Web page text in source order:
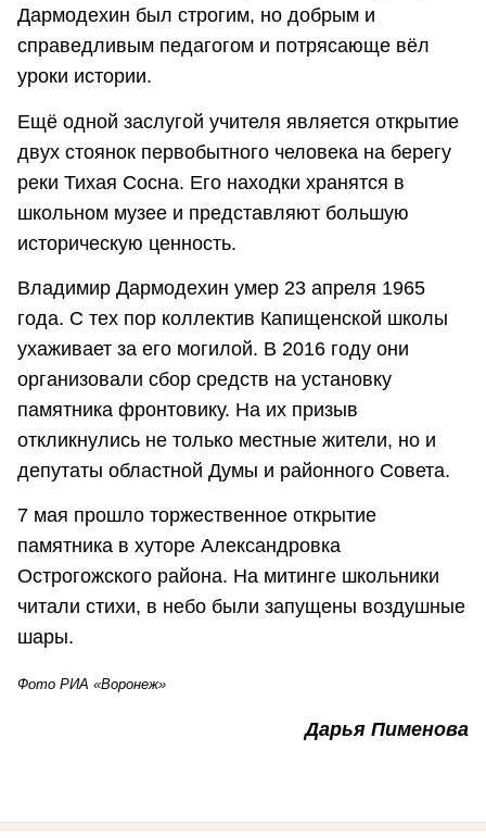
Дармодехин был строгим, но добрым и
справедливым педагогом и потрясающе вёл
уроки истории.
Ещё одной заслугой учителя является открытие
двух стоянок первобытного человека на берегу
реки Тихая Сосна. Его находки хранятся в
школьном музее и представляют большую
историческую ценность.
Владимир Дармодехин умер 23 апреля 1965
года. С тех пор коллектив Капищенской школы
ухаживает за его могилой. В 2016 году они
организовали сбор средств на установку
памятника фронтовику. На их призыв
откликнулись не только местные жители, но и
депутаты областной Думы и районного Совета.
7 мая прошло торжественное открытие
памятника в хуторе Александровка
Острогожского района. На митинге школьники
читали стихи, в небо были запущены воздушные
шары.
Фото РИА «Воронеж»
Дарья Пименова